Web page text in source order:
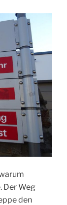
Der Weg
den